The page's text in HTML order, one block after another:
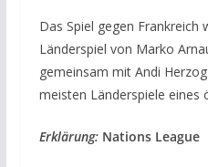
Das Spiel gegen Frankreich
Länderspiel von Marko
gemeinsam mit Andi
meisten Länderspiele eines
Erklärung: Nations League